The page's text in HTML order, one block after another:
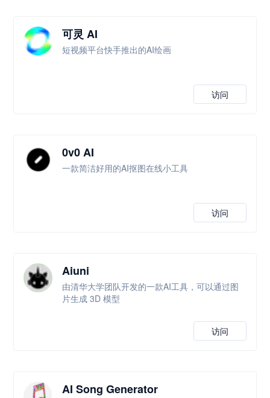
可灵 AI
短视频平台快手推出的AI绘画
访问
0v0 AI
一款简洁好用的AI抠图在线小工具
访问
Aiuni
由清华大学团队开发的一款AI工具，可以通过图
片生成 3D 模型
访问
AI Song Generator